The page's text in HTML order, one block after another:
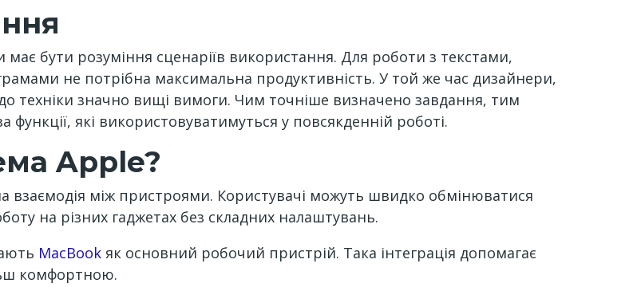
бути розуміння сценаріїв використання. Для роботи з текстами,
не потрібна максимальна продуктивність. У той же час дизайнери,
техніки значно вищі вимоги. Чим точніше визначено завдання, тим
які використовуватимуться у повсякденній роботі.
Apple?
взаємодія між пристроями. Користувачі можуть швидко обмінюватися
на різних гаджетах без складних налаштувань.
MacBook як основний робочий пристрій. Така інтеграція допомагає
комфортною.